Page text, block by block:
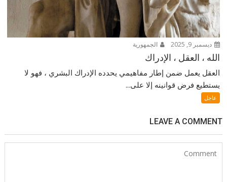
ديسمبر 9, 2025 الجمهورية
الله ، العقل ، الإدراك
العقل يعمل ضمن إطار مفاهيمي يحدده الإدراك البشري ، فهو لا
يستطيع فرض قوانينه إلا على...
عاجل
LEAVE A COMMENT